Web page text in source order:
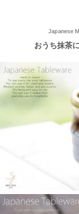
ました！新商品もた
店、お待ちしており
2025/4/16
≪テレビで紹介され
ブルテレビ しょぴ
のお店 らいすぼー
≪テレビで紹介され
チ！『名鉄小牧線ぶ
店 らいすぼーる 小
Japanese
おうち抹茶